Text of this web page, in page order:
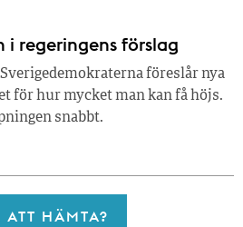
i regeringens förslag
föreslår nya
för hur mycket man kan få höjs.
snabbt.
ATT HÄMTA?